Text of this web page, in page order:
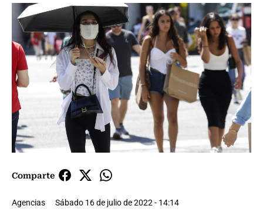
Comparte
Agencias Sábado 16 de julio de 2022 - 14:14